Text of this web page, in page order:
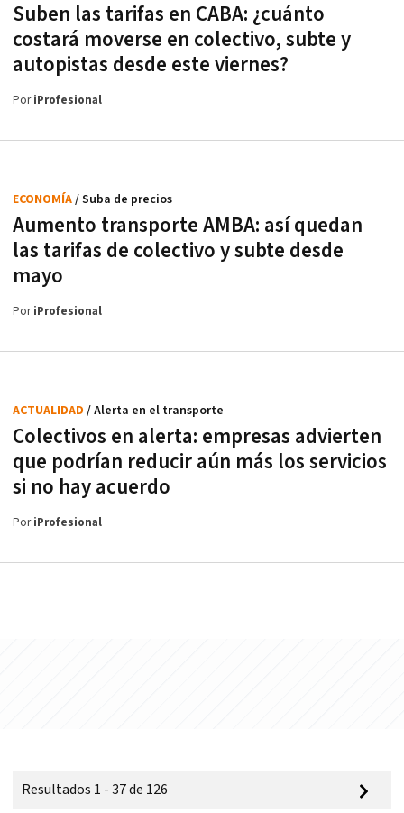
Suben las tarifas en CABA: ¿cuánto
costará moverse en colectivo, subte y
autopistas desde este viernes?
PoriProfesional
Aumento transporte AMBA: así quedan
las tarifas de colectivo y subte desde
mayo
ECONOMÍA/ Suba de precios
PoriProfesional
Colectivos en alerta: empresas advierten
que podrían reducir aún más los servicios
si no hay acuerdo
ACTUALIDAD / Alerta en el transporte
PoriProfesional
Resultados 1 - 37 de 126